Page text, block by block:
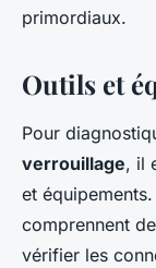
primordiaux.
Outils et
Pour
verrouillage, il
et
comprennent
vérifier les